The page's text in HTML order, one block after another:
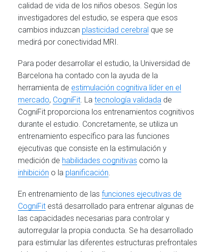
calidad de vida de los niños obesos. Según los
investigadores del estudio, se espera que esos
cambios induzcan plasticidad cerebral que se
medirá por conectividad MRI.
Para poder desarrollar el estudio, la Universidad de
Barcelona ha contado con la ayuda de la
herramienta de estimulación cognitiva líder en el
mercado, CogniFit. Latecnología validada de
CogniFit proporciona los entrenamientos cognitivos
durante el estudio. Concretamente, se utiliza un
entrenamiento específico para las funciones
ejecutivas que consiste en la estimulación y
medición de habilidades cognitivas como la
inhibición o la planificación.
En entrenamiento de lasfunciones ejecutivas de
CogniFit está desarrollado para entrenar algunas de
las capacidades necesarias para controlar y
autorregular la propia conducta. Se ha desarrollado
para estimular las diferentes estructuras prefrontales